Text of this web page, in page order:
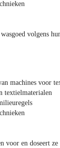
volgens
machines voor
textielmaterialen
voor en doseert